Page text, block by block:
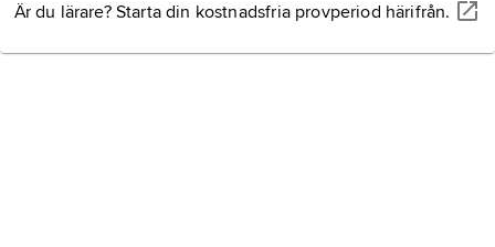
Är du lärare? Starta din kostnadsfria provperiod härifrån.